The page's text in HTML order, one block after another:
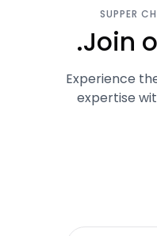
SUPPER
Join
Experience
expertise